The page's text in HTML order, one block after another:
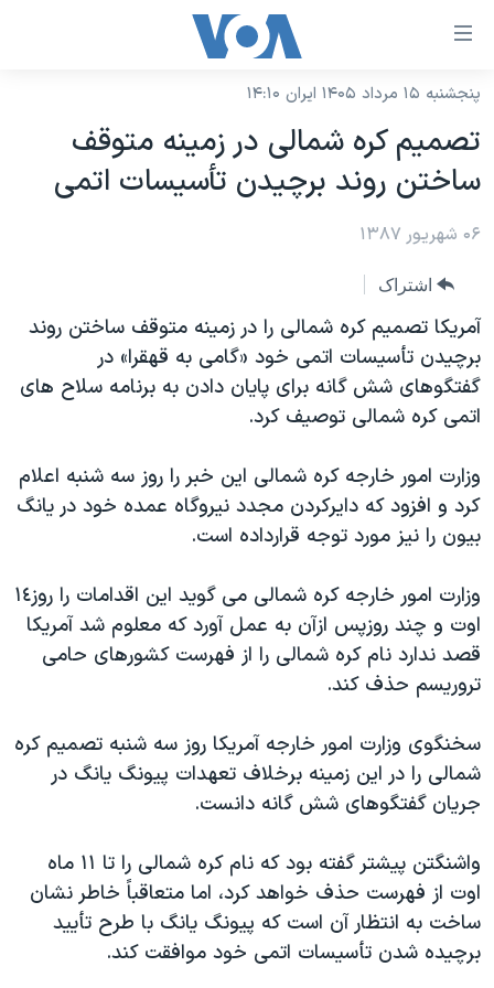
لینکهای
دسترسی
جهش
محتوای
اصلی
صفحه
اصلی
جهش
به
جستجو
نسخه سبک وب‌سایت
موضوع ها
ایران
آمریکا
جهان
ورزشی
گزیده‌ها
ویدیوها
فرهنگ و زندگی
اقتصادی
علم و فناوری
اسرائیل در جنگ
آرشیو پخش زنده
برنامه های تلویزیونی
جدول برنامه ها
صفحه‌های ویژه
جام جهانی ۲۰۲۶
عملیات خشم حماسی
بایگانی برنامه‌های تلویزیونی
مستندها
حمله جمهوری اسلامی به اسرائیل
رمز مهسا
ورزش زنان در ایران
مجموعه مستندهای دادخواهی
تریبونال مردمی آبان ۹۸
چهل سال گروگان‌گیری
قانون شفافیت دارائی کادر رهبری ایران
اعتراضات مردمی آبان ۹۸
فرکانس‌های صدای آمریکا
پخش رادیویی
دنبال کنید
زبانهای مختلف
پنجشنبه ۱۵ مرداد ۱۴۰۵ ایران ۱۴:۱۰
تصميم کره شمالی در زمينه متوقف
ساختن روند برچيدن تأسيسات اتمی
۰۶ شهریور ۱۳۸۷
اشتراک
آمريکا تصميم کره شمالی را در زمينه متوقف ساختن روند
برچيدن تأسيسات اتمی خود «گامی به قهقرا» در
گفتگوهای شش گانه برای پايان دادن به برنامه سلاح های
اتمی کره شمالی توصيف کرد.
وزارت امور خارجه کره شمالی اين خبر را روز سه شنبه اعلام
کرد و افزود که دايرکردن مجدد نيروگاه عمده خود در يانگ
بيون را نيز مورد توجه قرارداده است.
وزارت امور خارجه کره شمالی می گويد اين اقدامات را روز١٤
اوت و چند روزپس ازآن به عمل آورد که معلوم شد آمريکا
قصد ندارد نام کره شمالی را از فهرست کشورهای حامی
تروريسم حذف کند.
سخنگوی وزارت امور خارجه آمريکا روز سه شنبه تصميم کره
شمالی را در اين زمينه برخلاف تعهدات پيونگ يانگ در
جريان گفتگوهای شش گانه دانست.
واشنگتن پيشتر گفته بود که نام کره شمالی را تا ١١ ماه
اوت از فهرست حذف خواهد کرد، اما متعاقباً خاطر نشان
ساخت به انتظار آن است که پيونگ يانگ با طرح تأييد
برچيده شدن تأسيسات اتمی خود موافقت کند.